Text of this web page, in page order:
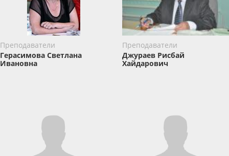
Преподаватели
Герасимова Светлана
Ивановна
Преподаватели
Джураев Рисбай
Хайдарович